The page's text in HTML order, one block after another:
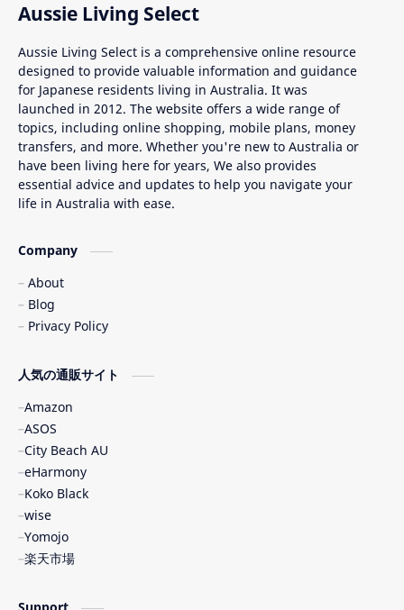
Aussie Living Select
Aussie Living Select is a comprehensive online resource
designed to provide valuable information and guidance
for Japanese residents living in Australia. It was
launched in 2012. The website offers a wide range of
topics, including online shopping, mobile plans, money
transfers, and more. Whether you're new to Australia or
have been living here for years, We also provides
essential advice and updates to help you navigate your
life in Australia with ease.
Company
About
Blog
Privacy Policy
人気の通販サイト
Amazon
ASOS
City Beach AU
eHarmony
Koko Black
wise
Yomojo
楽天市場